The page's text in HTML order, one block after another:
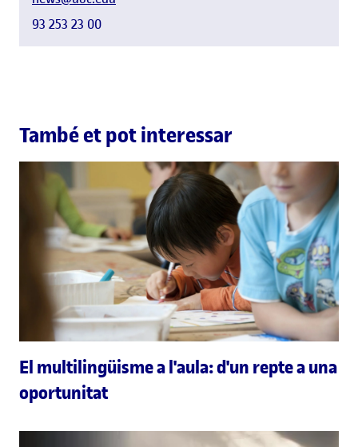
93 253 23 00
També et pot interessar
El multilingüisme a l'aula: d'un repte a una
oportunitat